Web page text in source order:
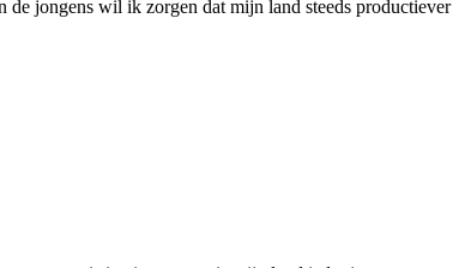
jongens wil ik zorgen dat mijn land steeds productiever